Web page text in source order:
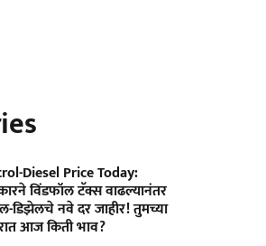
Diesel Price Today:
विंडफॉल टॅक्स वाढल्यानंतर
डिझेलचे नवे दर जाहीर! तुमच्या
आज किती भाव?